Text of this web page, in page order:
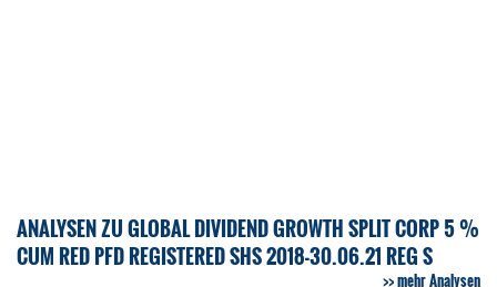
ANALYSEN ZU GLOBAL DIVIDEND GROWTH SPLIT CORP 5 %
CUM RED PFD REGISTERED SHS 2018-30.06.21 REG S
mehr Analysen